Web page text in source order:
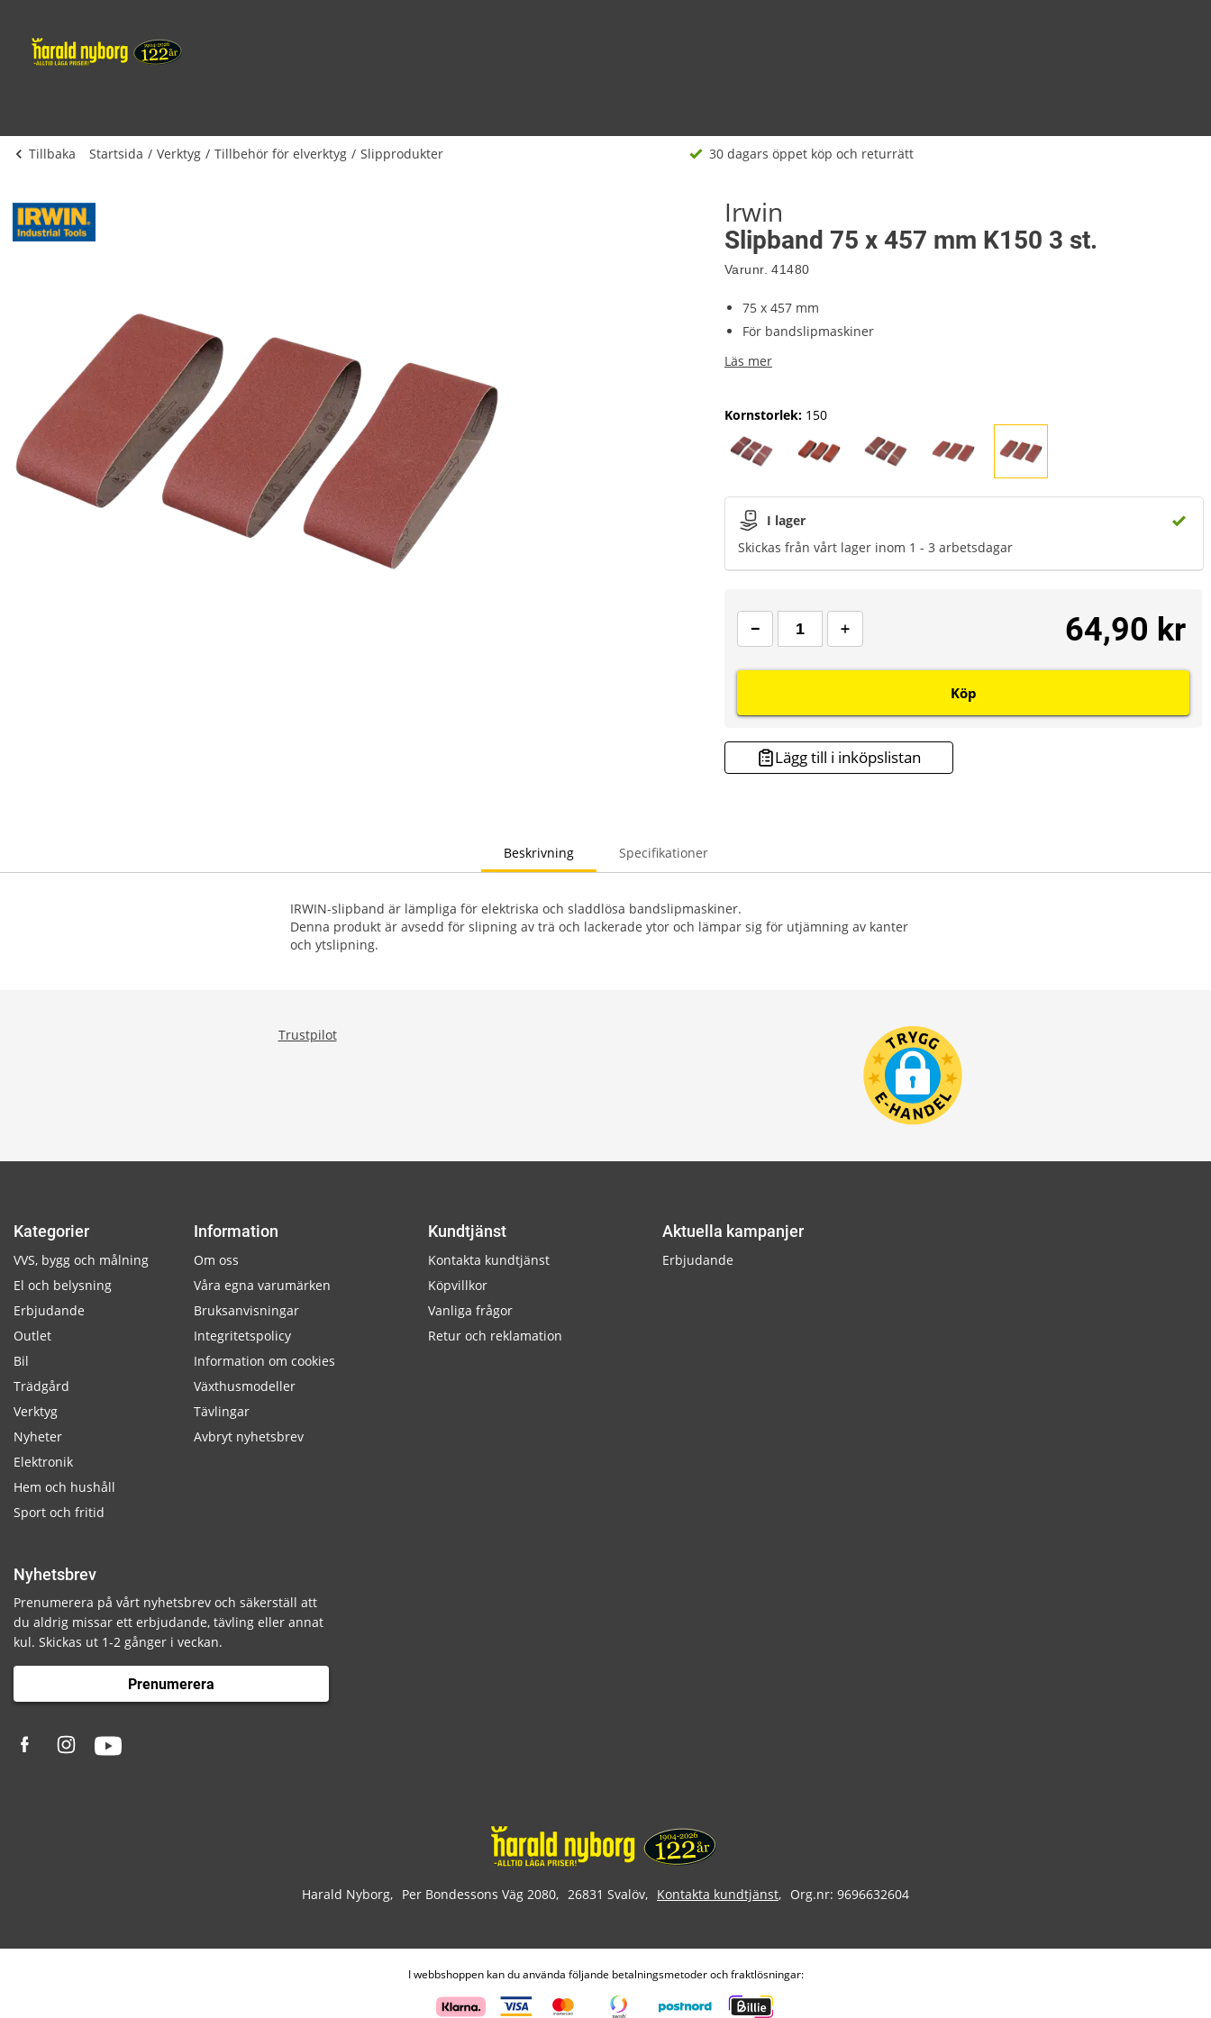
Tillbaka Startsida Verktyg Tillbehör för elverktyg Slipprodukter 30 dagars öppet köp och returrätt
Irwin
Slipband 75 x 457 mm K150 3 st.
Varunr. 41480
75 x 457 mm
För bandslipmaskiner
Läs mer
Kornstorlek: 150
I lager
Skickas från vårt lager inom 1 - 3 arbetsdagar
64,90 kr
Köp
Lägg till i inköpslistan
Beskrivning Specifikationer
IRWIN-slipband är lämpliga för elektriska och sladdlösa bandslipmaskiner.
Denna produkt är avsedd för slipning av trä och lackerade ytor och lämpar sig för utjämning av kanter
och ytslipning.
Trustpilot
Kategorier
VVS, bygg och målning
El och belysning
Erbjudande
Outlet
Bil
Trädgård
Verktyg
Nyheter
Elektronik
Hem och hushåll
Sport och fritid
Information
Om oss
Våra egna varumärken
Bruksanvisningar
Integritetspolicy
Information om cookies
Växthusmodeller
Tävlingar
Avbryt nyhetsbrev
Kundtjänst
Kontakta kundtjänst
Köpvillkor
Vanliga frågor
Retur och reklamation
Aktuella kampanjer
Erbjudande
Nyhetsbrev
Prenumerera på vårt nyhetsbrev och säkerställ att
du aldrig missar ett erbjudande, tävling eller annat
kul. Skickas ut 1-2 gånger i veckan.
Prenumerera
Harald Nyborg Per Bondessons Väg 2080 26831 Svalöv Kontakta kundtjänst Org.nr: 9696632604
I webbshoppen kan du använda följande betalningsmetoder och fraktlösningar: